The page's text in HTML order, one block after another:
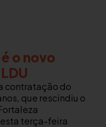
o novo
contratação do
que rescindiu o
terça-feira